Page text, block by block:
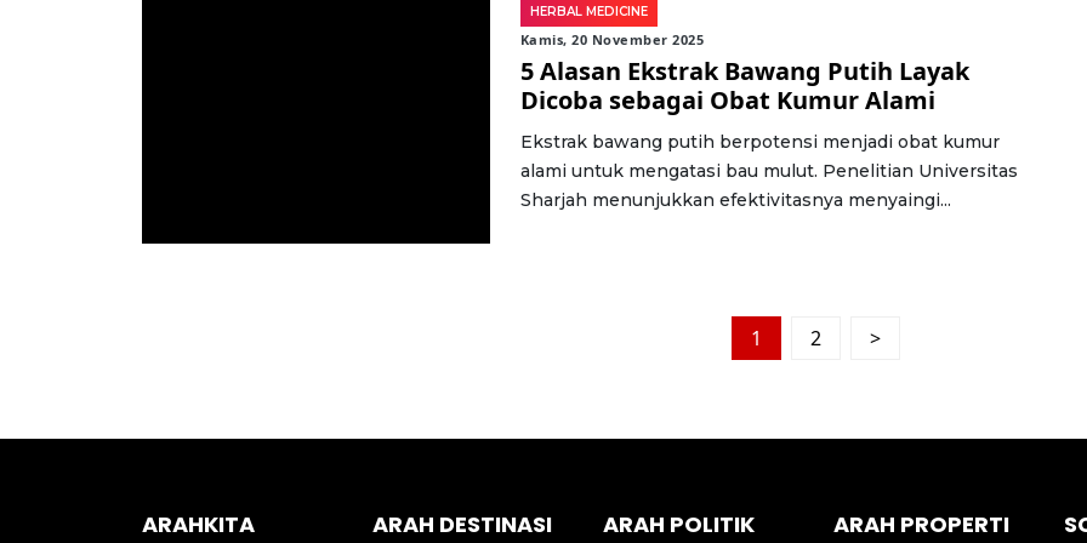
HERBAL MEDICINE
Kamis, 20 November 2025
5 Alasan Ekstrak Bawang Putih Layak
Dicoba sebagai Obat Kumur Alami
Ekstrak bawang putih berpotensi menjadi obat kumur
alami untuk mengatasi bau mulut. Penelitian Universitas
Sharjah menunjukkan efektivitasnya menyaingi...
1 2 >
ARAHKITA ARAH DESTINASI ARAH POLITIK ARAH PROPERTI